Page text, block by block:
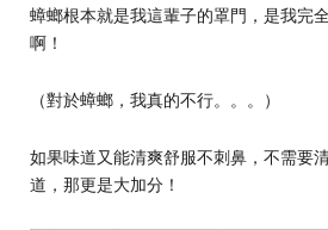
蟑螂根本就是我這輩子的罩門，是我完
啊！
（對於蟑螂，我真的不行。。。）
如果味道又能清爽舒服不刺鼻，不需要
道，那更是大加分！